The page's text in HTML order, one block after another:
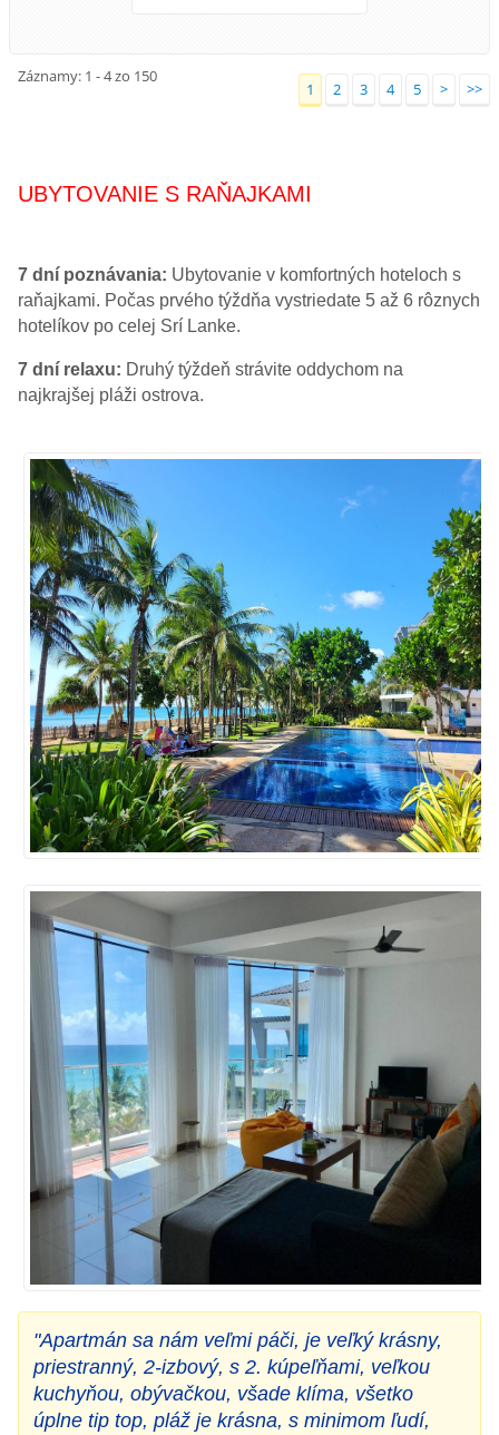
Záznamy: 1 - 4 zo 150
1 2 3 4 5 > >>
UBYTOVANIE S RAŇAJKAMI
7 dní poznávania: Ubytovanie v komfortných hoteloch s
raňajkami. Počas prvého týždňa vystriedate 5 až 6 rôznych
hotelíkov po celej Srí Lanke.
7 dní relaxu: Druhý týždeň strávite oddychom na
najkrajšej pláži ostrova.
"Apartmán sa nám veľmi páči, je veľký krásny,
priestranný, 2-izbový, s 2. kúpeľňami, veľkou
kuchyňou, obývačkou, všade klíma, všetko
úplne tip top, pláž je krásna, s minimom ľudí,